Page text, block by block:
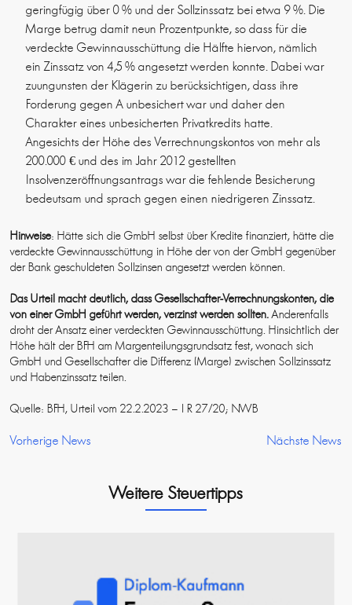
geringfügig über 0 % und der Sollzinssatz bei etwa 9 %. Die
Marge betrug damit neun Prozentpunkte, so dass für die
verdeckte Gewinnausschüttung die Hälfte hiervon, nämlich
ein Zinssatz von 4,5 % angesetzt werden konnte. Dabei war
zuungunsten der Klägerin zu berücksichtigen, dass ihre
Forderung gegen A unbesichert war und daher den
Charakter eines unbesicherten Privatkredits hatte.
Angesichts der Höhe des Verrechnungskontos von mehr als
200.000 € und des im Jahr 2012 gestellten
Insolvenzeröffnungsantrags war die fehlende Besicherung
bedeutsam und sprach gegen einen niedrigeren Zinssatz.
Hinweise: Hätte sich die GmbH selbst über Kredite finanziert, hätte die
verdeckte Gewinnausschüttung in Höhe der von der GmbH gegenüber
der Bank geschuldeten Sollzinsen angesetzt werden können.
Das Urteil macht deutlich, dass Gesellschafter-Verrechnungskonten, die
von einer GmbH geführt werden, verzinst werden sollten.Anderenfalls
droht der Ansatz einer verdeckten Gewinnausschüttung. Hinsichtlich der
Höhe hält der BFH am Margenteilungsgrundsatz fest, wonach sich
GmbH und Gesellschafter die Differenz (Marge) zwischen Sollzinssatz
und Habenzinssatz teilen.
Quelle: BFH, Urteil vom 22.2.2023 – I R 27/20; NWB
Vorherige News Nächste News
Weitere Steuertipps